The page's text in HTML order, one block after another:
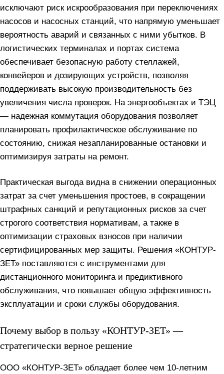
исключают риск искрообразования при переключениях
насосов и насосных станций, что напрямую уменьшает
вероятность аварий и связанных с ними убытков. В
логистических терминалах и портах система
обеспечивает безопасную работу стеллажей,
конвейеров и дозирующих устройств, позволяя
поддерживать высокую производительность без
увеличения числа проверок. На энергообъектах и ТЭЦ
— надежная коммутация оборудования позволяет
планировать профилактическое обслуживание по
состоянию, снижая незапланированные остановки и
оптимизируя затраты на ремонт.
Практическая выгода видна в снижении операционных
затрат за счет уменьшения простоев, в сокращении
штрафных санкций и репутационных рисков за счет
строгого соответствия нормативам, а также в
оптимизации страховых взносов при наличии
сертифицированных мер защиты. Решения «КОНТУР-
ЗЕТ» поставляются с инструментами для
дистанционного мониторинга и предиктивного
обслуживания, что повышает общую эффективность
эксплуатации и сроки службы оборудования.
Почему выбор в пользу «КОНТУР-ЗЕТ» —
стратегически верное решение
ООО «КОНТУР-ЗЕТ» обладает более чем 10-летним